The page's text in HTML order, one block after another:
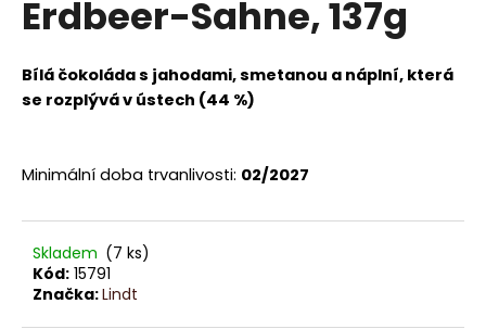
Erdbeer-Sahne, 137g
Bílá čokoláda s jahodami, smetanou a náplní, která
se rozplývá v ústech (44 %)
Minimální doba trvanlivosti: 02/2027
Skladem (7 ks)
Kód: 15791
Značka:Lindt
a
í
t